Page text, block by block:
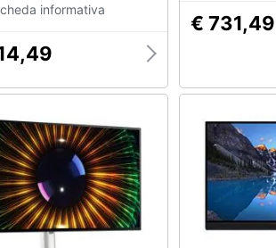
informativa
€ 731,49